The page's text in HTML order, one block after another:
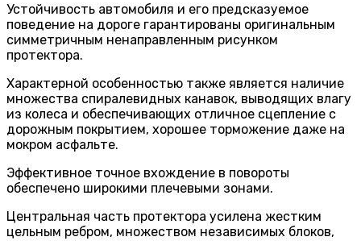
Устойчивость автомобиля и его предсказуемое
поведение на дороге гарантированы оригинальным
симметричным ненаправленным рисунком
протектора.
Характерной особенностью также является наличие
множества спиралевидных канавок, выводящих влагу
из колеса и обеспечивающих отличное сцепление с
дорожным покрытием, хорошее торможение даже на
мокром асфальте.
Эффективное точное вхождение в повороты
обеспечено широкими плечевыми зонами.
Центральная часть протектора усилена жестким
цельным ребром, множеством независимых блоков,